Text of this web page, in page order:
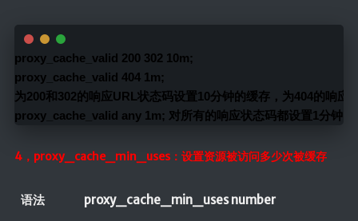
proxy_cache_valid 200 302 10m;
proxy_cache_valid 404 1m;
为200和302的响应URL状态码设置10分钟的缓存，为404的响应
proxy_cache_valid any 1m; 对所有的响应状态码都设置1分钟的
4，proxy_cache_min_uses：设置资源被访问多少次被缓存
语法 proxy_cache_min_uses number